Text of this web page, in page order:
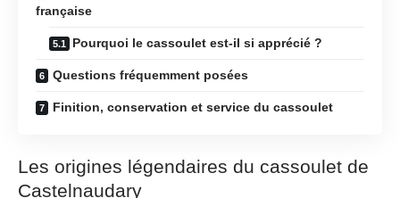
française
Pourquoi le cassoulet est-il si apprécié ?
Questions fréquemment posées
Finition, conservation et service du cassoulet
Les origines légendaires du cassoulet de
Castelnaudary